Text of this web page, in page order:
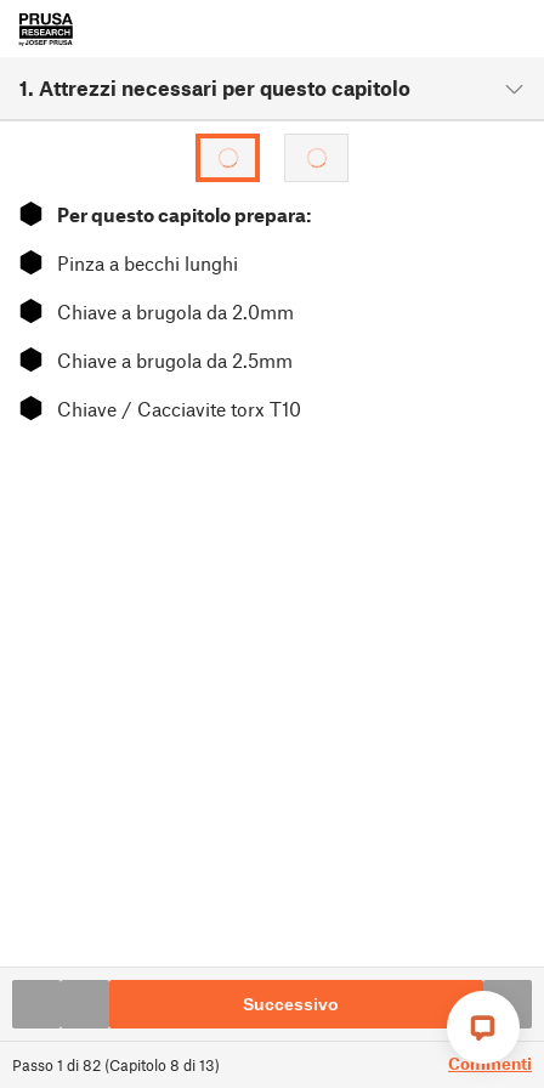
1. Attrezzi necessari per questo capitolo
Passo1 di82 (Capitolo8 di13) Commenti
⬢ Per questo capitolo prepara:
⬢ Pinza a becchi lunghi
⬢ Chiave a brugola da 2.0mm
⬢ Chiave a brugola da 2.5mm
⬢ Chiave / Cacciavite torx T10
Successivo